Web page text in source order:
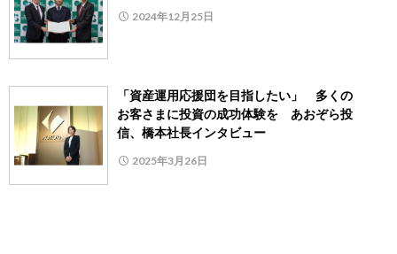
2024年12月25日
「資産運用応援団を目指したい」 多くの
お客さまに投資の成功体験を あおぞら投
信、橋本社長インタビュー
2025年3月26日